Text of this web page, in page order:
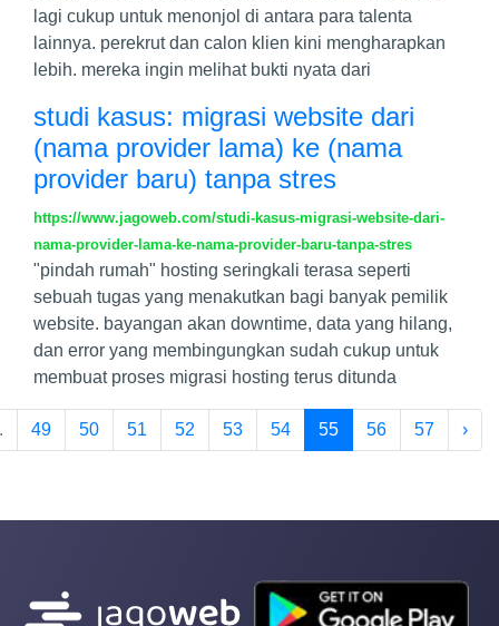
lagi cukup untuk menonjol di antara para talenta
lainnya. perekrut dan calon klien kini mengharapkan
lebih. mereka ingin melihat bukti nyata dari
studi kasus: migrasi website dari
(nama provider lama) ke (nama
provider baru) tanpa stres
https://www.jagoweb.com/studi-kasus-migrasi-website-dari-
nama-provider-lama-ke-nama-provider-baru-tanpa-stres
"pindah rumah" hosting seringkali terasa seperti
sebuah tugas yang menakutkan bagi banyak pemilik
website. bayangan akan downtime, data yang hilang,
dan error yang membingungkan sudah cukup untuk
membuat proses migrasi hosting terus ditunda
49 50 51 52 53 54 55 56 57 ›